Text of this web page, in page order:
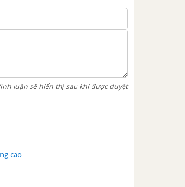
luận sẽ hiển thị sau khi được duyệt
cao